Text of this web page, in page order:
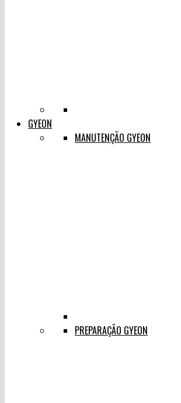
GYEON
MANUTENÇÃO GYEON
PREPARAÇÃO GYEON